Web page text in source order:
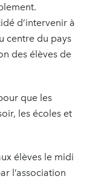
d’intervenir à
centre du pays
des élèves de
que les
les écoles et
élèves le midi
l’association